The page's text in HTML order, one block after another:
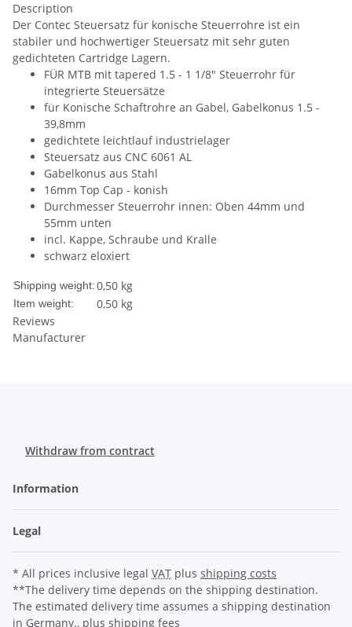
Description
Der Contec Steuersatz für konische Steuerrohre ist ein
stabiler und hochwertiger Steuersatz mit sehr guten
gedichteten Cartridge Lagern.
FÜR MTB mit tapered 1.5 - 1 1/8" Steuerrohr für
integrierte Steuersätze
für Konische Schaftrohre an Gabel, Gabelkonus 1.5 -
39,8mm
gedichtete leichtlauf industrielager
Steuersatz aus CNC 6061 AL
Gabelkonus aus Stahl
16mm Top Cap - konish
Durchmesser Steuerrohr innen: Oben 44mm und
55mm unten
incl. Kappe, Schraube und Kralle
schwarz eloxiert
Shipping weight:0,50 kg
Item weight: 0,50 kg
Reviews
Manufacturer
Withdraw from contract
Information
Legal
* All prices inclusive legal VAT plus shipping costs
**The delivery time depends on the shipping destination.
The estimated delivery time assumes a shipping destination
in Germany., plus shipping fees